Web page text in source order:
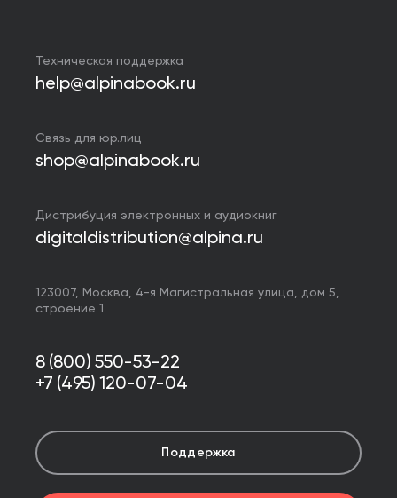
Техническая поддержка
help@alpinabook.ru
Связь для юр.лиц
shop@alpinabook.ru
Дистрибуция электронных и аудиокниг
digitaldistribution@alpina.ru
123007, Москва, 4-я Магистральная улица, дом 5,
строение 1
8 (800) 550-53-22
+7 (495) 120-07-04
Поддержка